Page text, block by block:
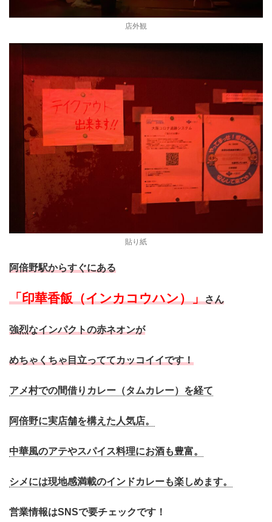
店外観
貼り紙
阿倍野駅からすぐにある
「印華香飯（インカコウハン）」さん
強烈なインパクトの赤ネオンが
めちゃくちゃ目立っててカッコイイです！
アメ村での間借りカレー（タムカレー）を経て
阿倍野に実店舗を構えた人気店。
中華風のアテやスパイス料理にお酒も豊富。
シメには現地感満載のインドカレーも楽しめます。
営業情報はSNSで要チェックです！